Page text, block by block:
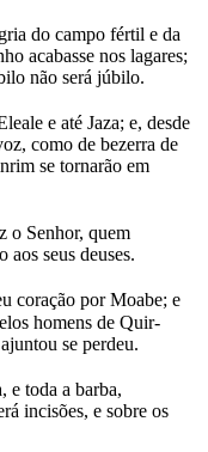
do campo fértil e da
acabasse nos lagares;
não será júbilo.
e até Jaza; e, desde
como de bezerra de
se tornarão em
o Senhor, quem
aos seus deuses.
coração por Moabe; e
homens de Quir-
se perdeu.
e toda a barba,
incisões, e sobre os